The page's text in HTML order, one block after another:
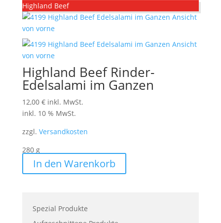
Highland Beef
Highland Beef Rinder-
Edelsalami im Ganzen
12,00 € inkl. MwSt.
inkl. 10 % MwSt.
zzgl. Versandkosten
280 g
In den Warenkorb
Spezial Produkte